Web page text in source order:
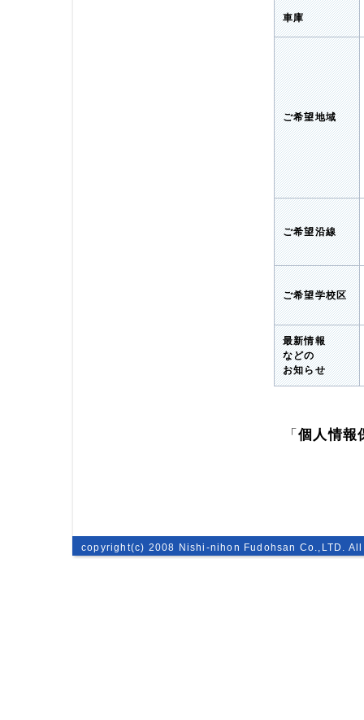
車庫
ご希望地域
ご希望沿線
ご希望学校区
最新情報
などの
お知らせ
「個人情報
copyright(c) 2008 Nishi-nihon Fudohsan Co.,LTD.